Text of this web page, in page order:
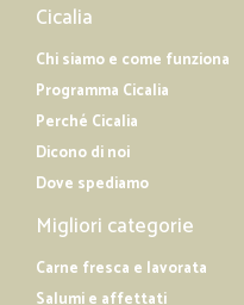
Cicalia
Chi siamo e come funziona
Programma Cicalia
Perché Cicalia
Dicono di noi
Dove spediamo
Migliori categorie
Carne fresca e lavorata
Salumi e affettati